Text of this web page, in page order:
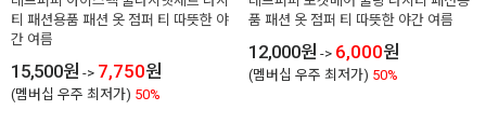
티 패션용품 패션 옷 점퍼 티 따뜻한 야
간 여름
15,500원 -> 7,750원
(멤버십 우주 최저가) 50%
품 패션 옷 점퍼 티 따뜻한 야간 여름
12,000원 -> 6,000원
(멤버십 우주 최저가) 50%